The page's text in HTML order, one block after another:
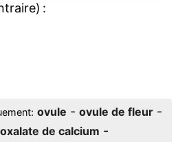
:
ovule - ovule de fleur-
oxalate de calcium -